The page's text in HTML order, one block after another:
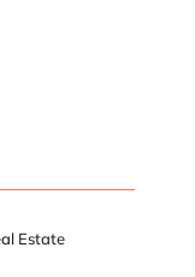
Estate